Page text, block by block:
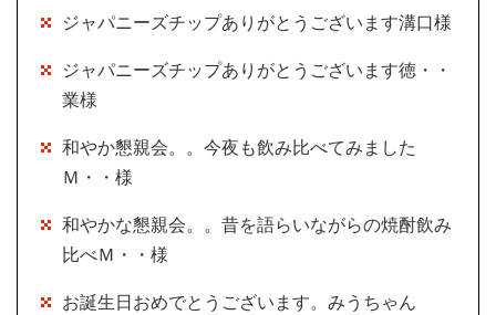
ジャパニーズチップありがとうございます溝口様
ジャパニーズチップありがとうございます徳・・
業様
和やか懇親会。。今夜も飲み比べてみました
Ｍ・・様
和やかな懇親会。。昔を語らいながらの焼酎飲み
比べＭ・・様
お誕生日おめでとうございます。みうちゃん